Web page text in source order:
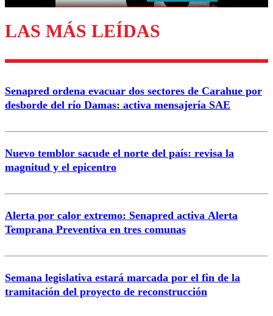
Enviar comentario
LAS MÁS LEÍDAS
Senapred ordena evacuar dos sectores de Carahue por
desborde del río Damas: activa mensajería SAE
Nuevo temblor sacude el norte del país: revisa la
magnitud y el epicentro
Alerta por calor extremo: Senapred activa Alerta
Temprana Preventiva en tres comunas
Semana legislativa estará marcada por el fin de la
tramitación del proyecto de reconstrucción